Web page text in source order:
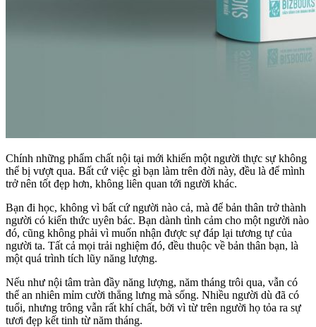
Chính những phẩm chất nội tại mới khiến một người thực sự không
thể bị vượt qua. Bất cứ việc gì bạn làm trên đời này, đều là để mình
trở nên tốt đẹp hơn, không liên quan tới người khác.
Bạn đi học, không vì bất cứ người nào cả, mà để bản thân trở thành
người có kiến thức uyên bác. Bạn dành tình cảm cho một người nào
đó, cũng không phải vì muốn nhận được sự đáp lại tương tự của
người ta. Tất cả mọi trải nghiệm đó, đều thuộc về bản thân bạn, là
một quá trình tích lũy năng lượng.
Nếu như nội tâm tràn đầy năng lượng, năm tháng trôi qua, vẫn có
thể an nhiên mỉm cười thẳng lưng mà sống. Nhiều người dù đã có
tuổi, nhưng trông vẫn rất khí chất, bởi vì từ trên người họ tỏa ra sự
tươi đẹp kết tinh từ năm tháng.